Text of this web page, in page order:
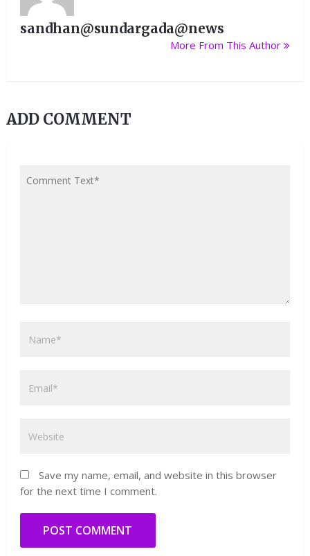
sandhan@sundargada@news
More From This Author
ADD COMMENT
Save my name, email, and website in this browser
for the next time I comment.